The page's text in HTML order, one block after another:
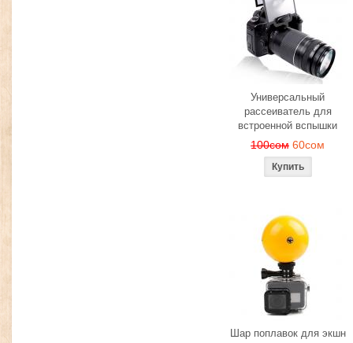
Универсальный
рассеиватель для
встроенной вспышки
100сом 60сом
Шар поплавок для экшн